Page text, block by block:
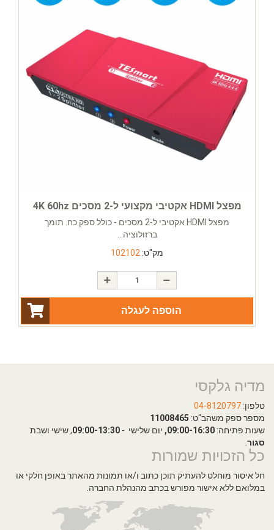
מפצל HDMI אקטיבי מקצועי ל-2 מסכים 4K 60hz
מפצל HDMI אקטיבי ל-2 מסכים - כולל ספק כח. תומך
ברזולוציה...
מק"ט: 102102
הוספה לעגלה
מדיה גלקסי
טלפון: 04-8120797
מספר ספק משהב"ט: 11008465
שעות פתיחה: 09:00-16:30, יום שלישי - 09:00-13:30, שישי ושבת
סגור.
כל הזכויות שמורות
חל איסור מוחלט להעתיק תוכן כתוב ו/או תמונות מהאתר באופן חלקי או
במלואם ללא אישור מפורש בכתב מהנהלת החברה.